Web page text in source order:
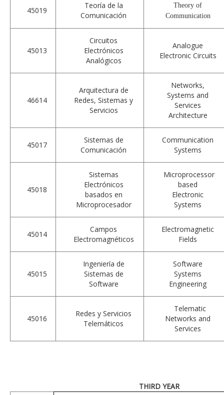
45019
Teoría de la
Comunicación
Theory of
Communication
45013
Circuitos
Electrónicos
Analógicos
Analogue
Electronic Circuits
46614
Arquitectura de
Redes, Sistemas y
Servicios
Networks,
Systems and
Services
Architecture
45017
Sistemas de
Comunicación
Communication
Systems
45018
Sistemas
Electrónicos
basados en
Microprocesador
Microprocessor
based
Electronic
Systems
45014
Campos
Electromagnéticos
Electromagnetic
Fields
45015
Ingeniería de
Sistemas de
Software
Software
Systems
Engineering
45016
Redes y Servicios
Telemáticos
Telematic
Networks and
Services
THIRD YEAR